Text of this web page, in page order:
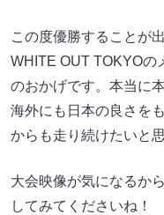
この度優勝することが
WHITE OUT TOKYOの
のおかげです。本当に
海外にも日本の良さを
からも走り続けたいと
大会映像が気になるか
してみてくださいね！